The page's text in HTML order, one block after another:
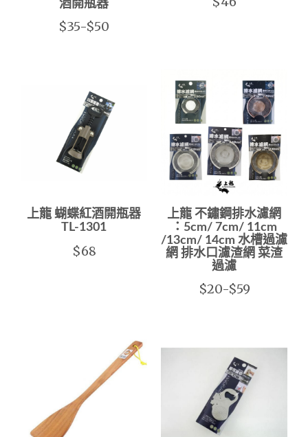
酒開瓶器
$35-$50
上龍 蝴蝶紅酒開瓶器
TL-1301
$68
上龍 不鏽鋼排水濾網
：5cm/ 7cm/ 11cm
/13cm/ 14cm 水槽過濾
網 排水口濾渣網 菜渣
過濾
$20-$59